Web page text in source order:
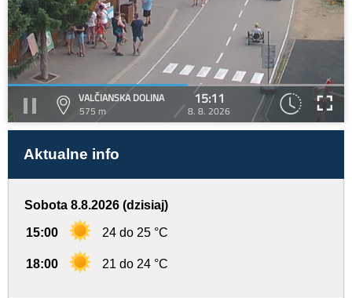
VALČIANSKA DOLINA
575 m
15:11
8. 8. 2026
Aktualne info
Sobota 8.8.2026 (dzisiaj)
15:00 24 do 25 °C
18:00 21 do 24 °C